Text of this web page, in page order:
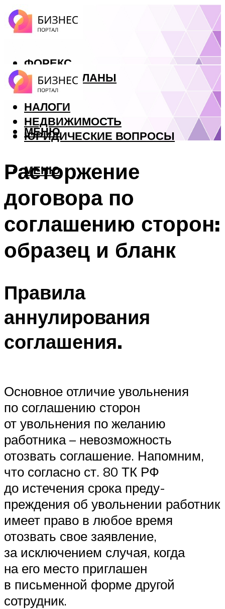
ФОРЕКС
БИЗНЕС ПЛАНЫ
КРЕДИТЫ
НАЛОГИ
НЕДВИЖИМОСТЬ
ЮРИДИЧЕСКИЕ ВОПРОСЫ
МЕНЮ
МЕНЮ
Расторжение
договора по
соглашению сторон:
образец и бланк
Правила
аннулирования
соглашения.
Основное отличие увольнения
по соглашению сторон
от увольнения по желанию
работника – невозможность
отозвать соглашение. Напомним,
что согласно ст. 80 ТК РФ
до истечения срока преду­
преждения об увольнении работник
имеет право в любое время
отозвать свое заявление,
за исключением случая, когда
на его место приглашен
в письменной форме другой
сотрудник.